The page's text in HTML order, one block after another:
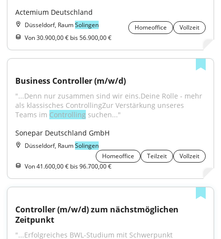
Actemium Deutschland
Düsseldorf, RaumSolingen Homeoffice
Vollzeit
Von 30.900,00 € bis 56.900,00 €
Business Controller (m/w/d)
"...Denn nur zusammen sind wir eins.Deine Rolle - mehr
als klassisches ControllingZur Verstärkung unseres
Teams im Controlling suchen..."
Sonepar Deutschland GmbH
Düsseldorf, RaumSolingen
Homeoffice
Teilzeit
Vollzeit
Von 41.600,00 € bis 96.700,00 €
Controller (m/w/d) zum nächstmöglichen
Zeitpunkt